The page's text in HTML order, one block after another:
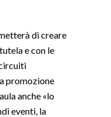
di creare
e con le
promozione
anche «lo
eventi, la